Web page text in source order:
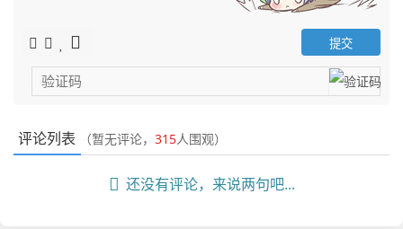
评论列表 （暂无评论， 315人围观）
还没有评论，来说两句吧...